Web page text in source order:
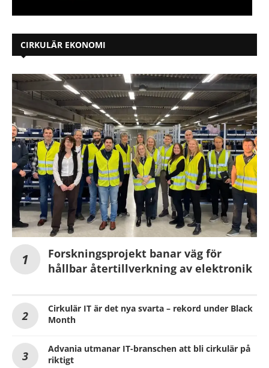
CIRKULÄR EKONOMI
Forskningsprojekt banar väg för
hållbar återtillverkning av elektronik
Cirkulär IT är det nya svarta – rekord under Black
Month
Advania utmanar IT-branschen att bli cirkulär på
riktigt